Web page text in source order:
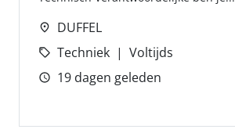
DUFFEL
Techniek
Voltijds
19 dagen geleden